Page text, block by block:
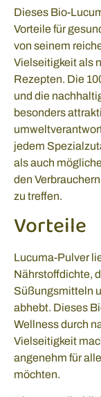
Dieses Bio-
Vorteile für
von seinem
Vielseitigkeit als
Rezepten. Die
und die
besonders
jedem
als auch
den
zu treffen.
Vorteile
Lucuma-Pulver
Nährstoffdichte,
Süßungsmitteln
abhebt. Dieses
Wellness durch
Vielseitigkeit
angenehm für
möchten.